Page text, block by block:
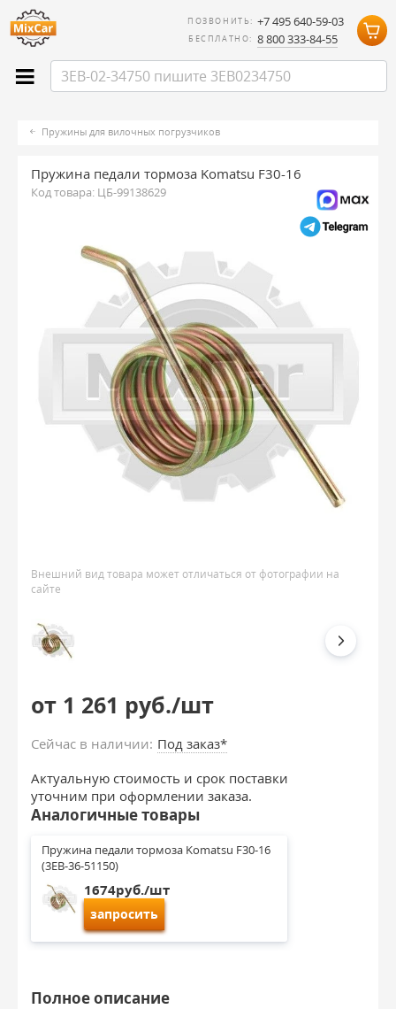
ПОЗВОНИТЬ: +7 495 640-59-03
БЕСПЛАТНО: 8 800 333-84-55
Пружины для вилочных погрузчиков
Пружина педали тормоза Komatsu F30-16
Код товара: ЦБ-99138629
Внешний вид товара может отличаться от фотографии на
сайте
от 1 261 руб./шт
Сейчас в наличии: Под заказ*
Актуальную стоимость и срок поставки
уточним при оформлении заказа.
Аналогичные товары
Пружина педали тормоза Komatsu F30-16
(3EB-36-51150)
1674руб./шт
запросить
Полное описание